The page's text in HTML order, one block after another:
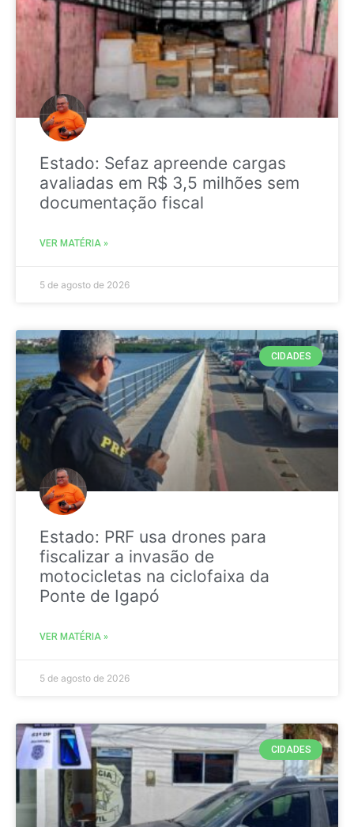
Estado: Sefaz apreende cargas
avaliadas em R$ 3,5 milhões sem
documentação fiscal
VER MATÉRIA »
5 de agosto de 2026
CIDADES
Estado: PRF usa drones para
fiscalizar a invasão de
motocicletas na ciclofaixa da
Ponte de Igapó
VER MATÉRIA »
5 de agosto de 2026
CIDADES